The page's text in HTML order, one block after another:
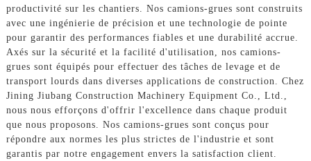
productivité sur les chantiers. Nos camions-grues sont construits
avec une ingénierie de précision et une technologie de pointe
pour garantir des performances fiables et une durabilité accrue.
Axés sur la sécurité et la facilité d'utilisation, nos camions-
grues sont équipés pour effectuer des tâches de levage et de
transport lourds dans diverses applications de construction. Chez
Jining Jiubang Construction Machinery Equipment Co., Ltd.,
nous nous efforçons d'offrir l'excellence dans chaque produit
que nous proposons. Nos camions-grues sont conçus pour
répondre aux normes les plus strictes de l'industrie et sont
garantis par notre engagement envers la satisfaction client.